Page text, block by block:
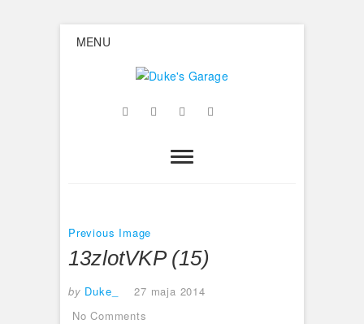
MENU
Duke's
FacebookTwitterGoogle
Instagram
Previous Image
13zlotVKP (15)
by Duke_
27 maja 2014
No Comments